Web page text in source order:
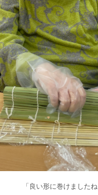
「良い形に巻けましたね